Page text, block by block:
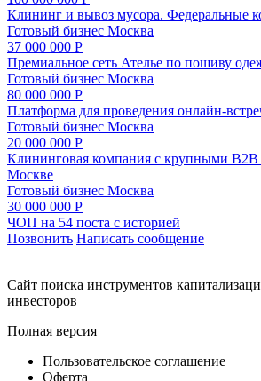
Клининг и вывоз мусора. Федеральные
Готовый бизнес Москва
37 000 000 Р
Премиальное сеть Ателье по пошиву
Готовый бизнес Москва
80 000 000 Р
Платформа для проведения онлайн-
Готовый бизнес Москва
20 000 000 Р
Клининговая компания с крупными B2B
Москве
Готовый бизнес Москва
30 000 000 Р
ЧОП на 54 поста с историей
Позвонить Написать сообщение
Cайт поиска инструментов
инвесторов
Полная версия
Пользовательское соглашение
Оферта